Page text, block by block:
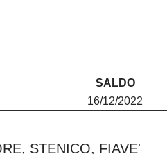
SALDO
16/12/2022
STENICO, FIAVE'